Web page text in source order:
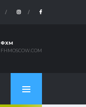
ФХМ
FHMOSCOW.COM